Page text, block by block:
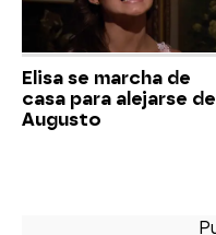
Elisa se marcha de
casa para alejarse de
Augusto